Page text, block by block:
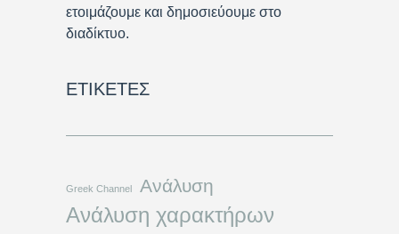
ετοιμάζουμε και δημοσιεύουμε στο
διαδίκτυο.
ΕΤΙΚΈΤΕΣ
Greek Channel Ανάλυση
Ανάλυση χαρακτήρων